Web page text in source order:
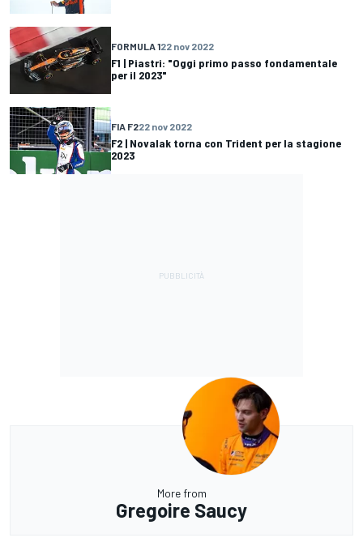
FORMULA 122 nov 2022
F1 | Piastri: "Oggi primo passo fondamentale
per il 2023"
FIA F222 nov 2022
F2 | Novalak torna con Trident per la stagione
2023
More from
Gregoire Saucy